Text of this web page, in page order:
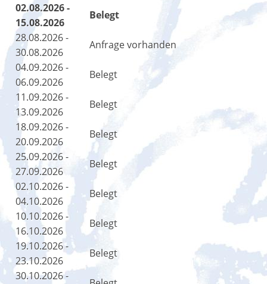
02.08.2026 -
15.08.2026
Belegt
28.08.2026 -
30.08.2026
Anfrage vorhanden
04.09.2026 -
06.09.2026
Belegt
11.09.2026 -
13.09.2026
Belegt
18.09.2026 -
20.09.2026
Belegt
25.09.2026 -
27.09.2026
Belegt
02.10.2026 -
04.10.2026
Belegt
10.10.2026 -
16.10.2026
Belegt
19.10.2026 -
23.10.2026
Belegt
30.10.2026 -